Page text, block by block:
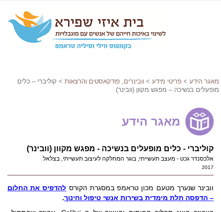
מאגר הידע > פריטי מידע > וובינרים, פודקאסטים והרצאות > קוליברי – כלים
מופעלים בנשיכה – מפגש מקוון (וובינר)
מאגר הידע
קוליברי - כלים מופעלים בנשיכה - מפגש מקוון (וובינר)
אלכסנדר גכט - מעצב תעשייתי, בוגר המחלקה לעיצוב תעשייתי, בצלאל
2017
וובינר שנערך מטעם מכון טראמפ במסגרת הקורס להדפיס את החלום
– הדפסה תלת מימדית בשירות אנשי טיפול וחינוך.